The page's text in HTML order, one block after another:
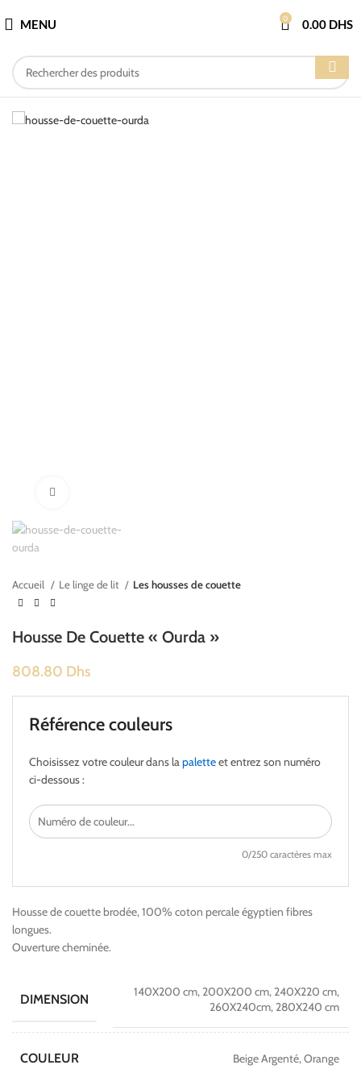
MENU 0 0.00 DHS
Accueil Le linge de lit Les housses de couette
Housse De Couette « Ourda »
808.80 Dhs
Référence couleurs
Choisissez votre couleur dans lapaletteet entrez son numéro
ci-dessous :
0/250 caractères max
Housse de couette brodée, 100% coton percale égyptien fibres
longues.
Ouverture cheminée.
DIMENSION
140X200 cm, 200X200 cm, 240X220 cm,
260X240cm, 280X240 cm
COULEUR Beige Argenté, Orange